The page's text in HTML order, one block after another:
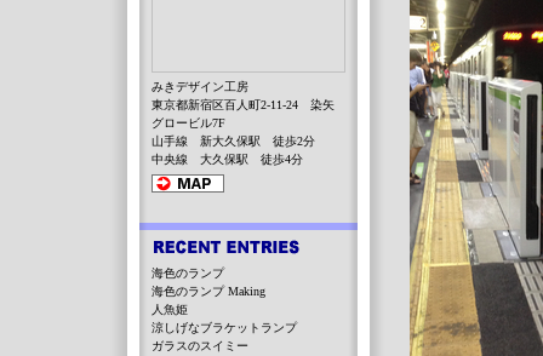
みきデザイン工房
東京都新宿区百人町2-11-24 染矢
グロービル7F
山手線 新大久保駅 徒歩2分
中央線 大久保駅 徒歩4分
海色のランプ
海色のランプ Making
人魚姫
涼しげなブラケットランプ
ガラスのスイミー